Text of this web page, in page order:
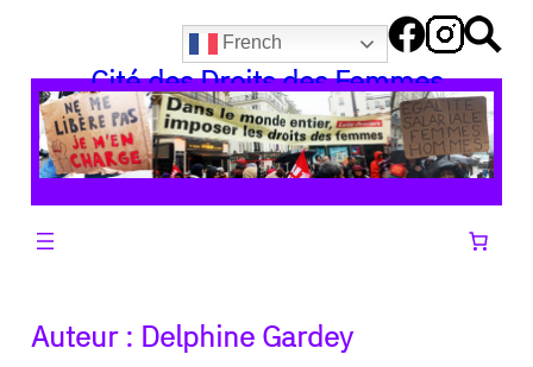
contenu
French
Cité des Droits des Femmes
Auteur : Delphine Gardey